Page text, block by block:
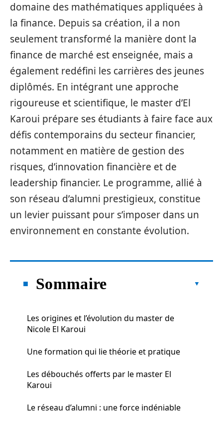
domaine des mathématiques appliquées à
la finance. Depuis sa création, il a non
seulement transformé la manière dont la
finance de marché est enseignée, mais a
également redéfini les carrières des jeunes
diplômés. En intégrant une approche
rigoureuse et scientifique, le master d’El
Karoui prépare ses étudiants à faire face aux
défis contemporains du secteur financier,
notamment en matière de gestion des
risques, d’innovation financière et de
leadership financier. Le programme, allié à
son réseau d’alumni prestigieux, constitue
un levier puissant pour s’imposer dans un
environnement en constante évolution.
Sommaire
Les origines et l’évolution du master de
Nicole El Karoui
Une formation qui lie théorie et pratique
Les débouchés offerts par le master El
Karoui
Le réseau d’alumni : une force indéniable